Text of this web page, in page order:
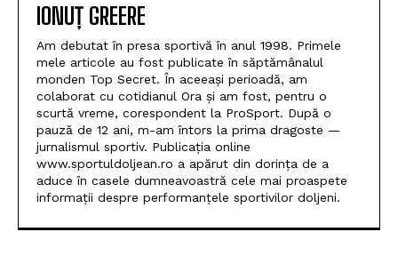
IONUȚ GREERE
Am debutat în presa sportivă în anul 1998. Primele
mele articole au fost publicate în săptămânalul
monden Top Secret. În aceeași perioadă, am
colaborat cu cotidianul Ora și am fost, pentru o
scurtă vreme, corespondent la ProSport. După o
pauză de 12 ani, m-am întors la prima dragoste —
jurnalismul sportiv. Publicația online
www.sportuldoljean.ro a apărut din dorința de a
aduce în casele dumneavoastră cele mai proaspete
informații despre performanțele sportivilor doljeni.